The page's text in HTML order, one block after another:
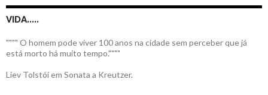
VIDA…..
"""" O homem pode viver 100 anos na cidade sem perceber que já
está morto há muito tempo.""""
Liev Tolstói em Sonata a Kreutzer.